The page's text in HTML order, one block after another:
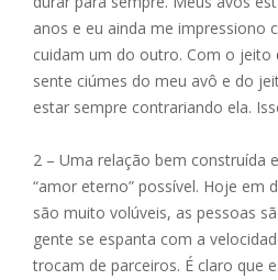
anos e eu ainda me impressiono
cuidam um do outro. Com o jeito
sente ciúmes do meu avô e do
estar sempre contrariando ela.
2 – Uma relação bem construída
“amor eterno” possível. Hoje em
são muito volúveis, as pessoas
gente se espanta com a
trocam de parceiros. É claro que